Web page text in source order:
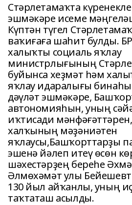
Стәрлетамаҡта
эшмәкәре исеме
Күптән түгел
ваҡиғаға шаһит булды.
халыҡты социаль яҡлау
министрлығының
буйынса хеҙмәт һәм
яҡлау идаралығы
дәүләт эшмәкәре,
автономияһын, уның
иҡтисади
халҡының мәҙәниәтен
яҡлаусы,Башҡорттарҙы
эшенә йәлеп итеү өсөн
шәхестәрҙең береһе
Әлмөхәмәт улы
130 йыл айҡанлы, уның
таҡтаташ асылды.